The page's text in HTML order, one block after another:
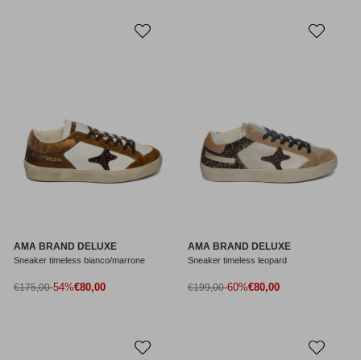
AMA BRAND DELUXE
Sneaker timeless bianco/marrone
Prezzo di vendita
€80,00
Prezzo normale
€175,00-54%
AMA BRAND DELUXE
Sneaker timeless leopard
Prezzo di vendita
€80,00
Prezzo normale
€199,00-60%